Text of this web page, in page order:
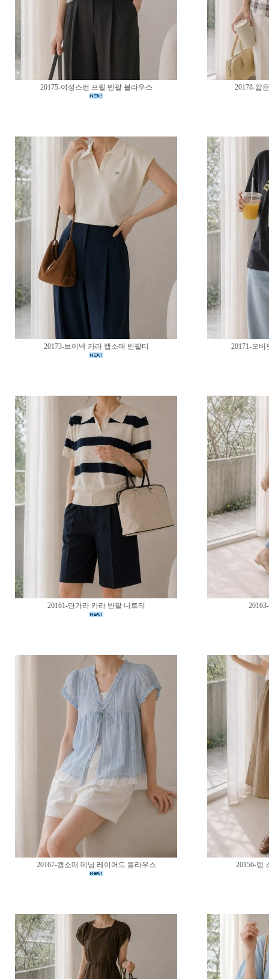
20175-여성스런 프릴 반팔 블라우스 20178-얇
20173-브이넥 카라 캡소매 반팔티 20171-오
20161-단가라 카라 반팔 니트티
20167-캡소매 데님 레이어드 블라우스 20156-랩